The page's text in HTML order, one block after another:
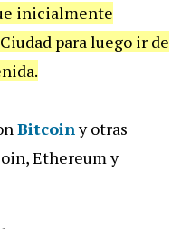
inicialmente
para luego ir de
Bitcoiny otras
Ethereum y